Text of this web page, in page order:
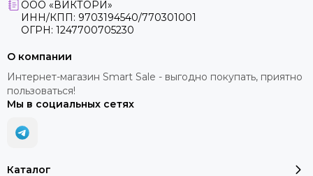
ООО «ВИКТОРИ»
ИНН/КПП: 9703194540/770301001
ОГРН: 1247700705230
Каталог
О компании
Интернет-магазин Smart Sale - выгодно покупать, приятно
пользоваться!
Мы в социальных сетях